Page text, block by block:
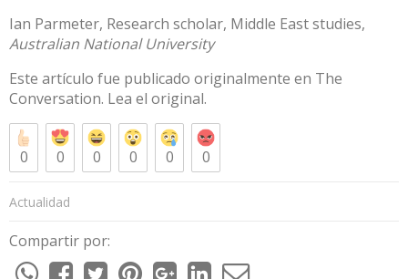
Ian Parmeter, Research scholar, Middle East studies,
Australian National University
Este artículo fue publicado originalmente en The
Conversation. Lea el original.
0 0 0 0 0 0
Actualidad
Compartir por: